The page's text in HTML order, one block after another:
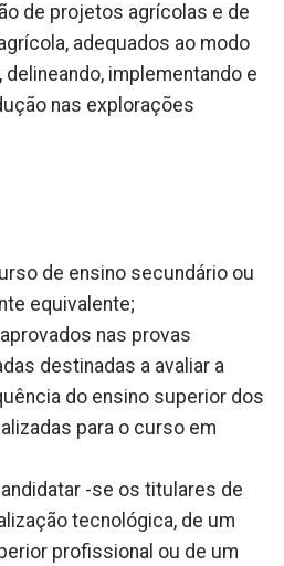
de projetos agrícolas e de
adequados ao modo
implementando e
nas explorações
de ensino secundário ou
equivalente;
nas provas
destinadas a avaliar a
do ensino superior dos
para o curso em
-se os titulares de
tecnológica, de um
profissional ou de um